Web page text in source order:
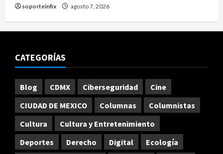
soporteinfix agosto 7, 2026
CATEGORÍAS
Blog CDMX Ciberseguridad
Cine
CIUDAD DE MEXICO
Columnas
Columnistas
Cultura
Cultura y Entretenimiento
Deportes
Derecho Digital
Ecología